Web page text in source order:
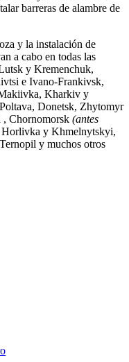
barreras de alambre de
y la instalación de
a cabo en todas las
y Kremenchuk,
e Ivano-Frankivsk,
Kharkiv y
Donetsk, Zhytomyr
Chornomorsk (antes
y Khmelnytskyi,
y muchos otros